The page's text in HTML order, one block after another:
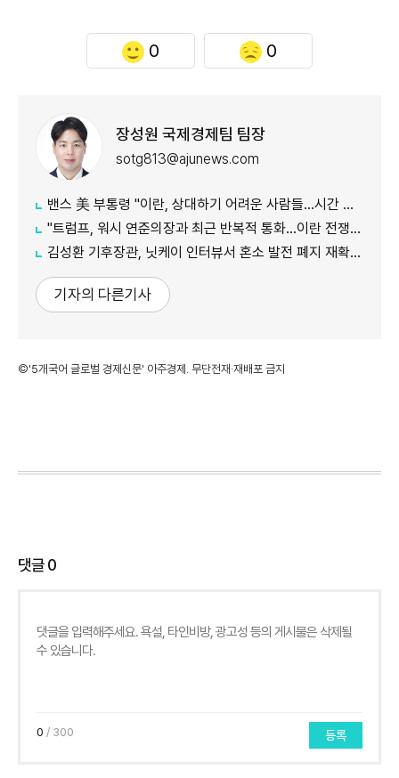
0 0
장성원 국제경제팀 팀장
sotg813@ajunews.com
밴스 美 부통령 "이란, 상대하기 어려운 사람들…시간 걸릴 것"
"트럼프, 워시 연준의장과 최근 반복적 통화…이란 전쟁 등 자문 구해"
김성환 기후장관, 닛케이 인터뷰서 혼소 발전 폐지 재확인…"日 암모니아 조달 영향 전망"
기자의 다른기사
©'5개국어 글로벌 경제신문' 아주경제. 무단전재·재배포 금지
댓글0
0 / 300 등록